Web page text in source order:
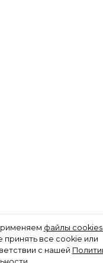
файлы cookies
принять все cookie или
с нашей